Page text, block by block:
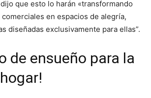
que esto lo harán «transformando
en espacios de alegría,
diseñadas exclusivamente para ellas”.
de ensueño para la